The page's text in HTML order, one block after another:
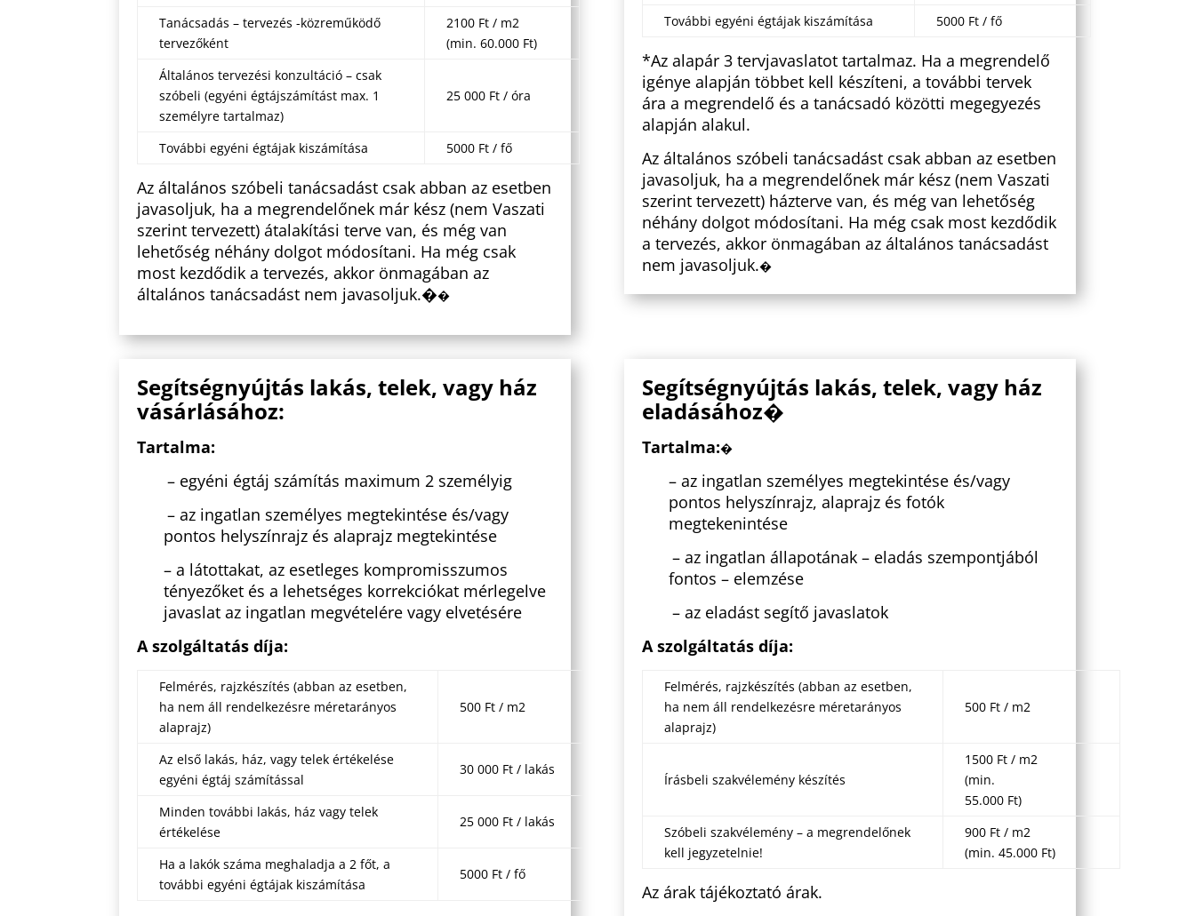
Tanácsadás – tervezés -közreműködő
tervezőként
2100 Ft / m2
(min. 60.000 Ft)
Általános tervezési konzultáció – csak
szóbeli (egyéni égtájszámítást max. 1
személyre tartalmaz)
25 000 Ft / óra
További egyéni égtájak kiszámítása 5000 Ft / fő
Az általános szóbeli tanácsadást csak abban az esetben
javasoljuk, ha a megrendelőnek már kész (nem Vaszati
szerint tervezett) átalakítási terve van, és még van
lehetőség néhány dolgot módosítani. Ha még csak
most kezdődik a tervezés, akkor önmagában az
általános tanácsadást nem javasoljuk.��
További egyéni égtájak kiszámítása 5000 Ft / fő
*Az alapár 3 tervjavaslatot tartalmaz. Ha a megrendelő
igénye alapján többet kell készíteni, a további tervek
ára a megrendelő és a tanácsadó közötti megegyezés
alapján alakul.
Az általános szóbeli tanácsadást csak abban az esetben
javasoljuk, ha a megrendelőnek már kész (nem Vaszati
szerint tervezett) házterve van, és még van lehetőség
néhány dolgot módosítani. Ha még csak most kezdődik
a tervezés, akkor önmagában az általános tanácsadást
nem javasoljuk.�
Segítségnyújtás lakás, telek, vagy ház
vásárlásához:
Tartalma:
– egyéni égtáj számítás maximum 2 személyig
– az ingatlan személyes megtekintése és/vagy
pontos helyszínrajz és alaprajz megtekintése
– a látottakat, az esetleges kompromisszumos
tényezőket és a lehetséges korrekciókat mérlegelve
javaslat az ingatlan megvételére vagy elvetésére
A szolgáltatás díja:
Felmérés, rajzkészítés (abban az esetben,
ha nem áll rendelkezésre méretarányos
alaprajz)
500 Ft / m2
Az első lakás, ház, vagy telek értékelése
egyéni égtáj számítással
30 000 Ft / lakás
Minden további lakás, ház vagy telek
értékelése
25 000 Ft / lakás
Ha a lakók száma meghaladja a 2 főt, a
további egyéni égtájak kiszámítása
5000 Ft / fő
Segítségnyújtás lakás, telek, vagy ház
eladásához�
Tartalma:�
– az ingatlan személyes megtekintése és/vagy
pontos helyszínrajz, alaprajz és fotók
megtekenintése
– az ingatlan állapotának – eladás szempontjából
fontos – elemzése
– az eladást segítő javaslatok
A szolgáltatás díja:
Felmérés, rajzkészítés (abban az esetben,
ha nem áll rendelkezésre méretarányos
alaprajz)
500 Ft / m2
Írásbeli szakvélemény készítés
1500 Ft / m2
(min.
55.000 Ft)
Szóbeli szakvélemény – a megrendelőnek
kell jegyzetelnie!
900 Ft / m2
(min. 45.000 Ft)
Az árak tájékoztató árak.